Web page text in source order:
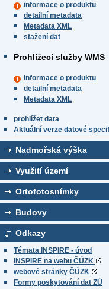
informace o produktu
detailní metadata
Metadata XML
stažení dat
Prohlížecí služby WMS
informace o produktu
detailní metadata
Metadata XML
prohlížet data
Aktuální verze datové
Nadmořská výška
Využití území
Ortofotosnímky
Budovy
Odkazy
Témata INSPIRE - úvod
INSPIRE na webu ČÚZK
webové stránky ČÚZK
Formy poskytování dat ZÚ